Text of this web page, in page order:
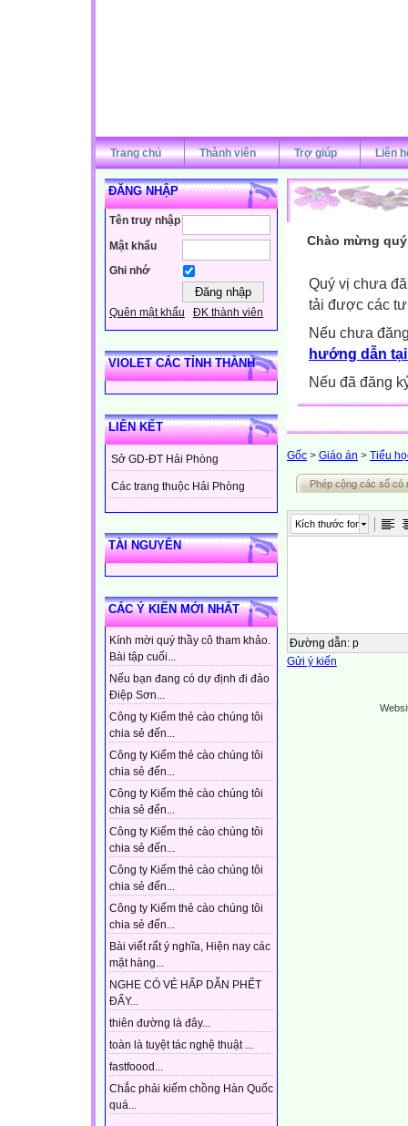
Trang chủ Thành viên Trợ giúp Liên
ĐĂNG NHẬP
Tên truy nhập
Mật khẩu
Ghi nhớ
Quên mật khẩu ĐK thành viên
VIOLET CÁC TỈNH THÀNH
LIÊN KẾT
Sở GD-ĐT Hải Phòng
Các trang thuộc Hải Phòng
TÀI NGUYÊN
CÁC Ý KIẾN MỚI NHẤT
Kính mời quý thầy cô tham khảo.
Bài tập cuối...
Nếu bạn đang có dự định đi đảo
Điệp Sơn...
Công ty Kiếm thẻ cào chúng tôi
chia sẻ đến...
Công ty Kiếm thẻ cào chúng tôi
chia sẻ đến...
Công ty Kiếm thẻ cào chúng tôi
chia sẻ đến...
Công ty Kiếm thẻ cào chúng tôi
chia sẻ đến...
Công ty Kiếm thẻ cào chúng tôi
chia sẻ đến...
Công ty Kiếm thẻ cào chúng tôi
chia sẻ đến...
Bài viết rất ý nghĩa, Hiện nay các
mặt hàng...
NGHE CÓ VẺ HẤP DẪN PHẾT
ĐẤY...
thiên đường là đây...
toàn là tuyệt tác nghệ thuật ...
fastfoood...
Chắc phải kiếm chồng Hàn Quốc
quá...
Chào mừng
Quý vị chưa
tải được các
Nếu chưa
hướng dẫn
Nếu đã đăng
Gốc > Giáo án > Tiểu
Phép cộng các số có
Kích thước font
Đường dẫn: p
Gửi ý kiến